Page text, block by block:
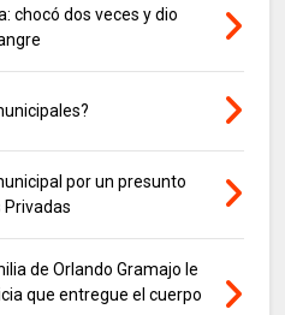
chocó dos veces y dio
por un presunto
Privadas
de Orlando Gramajo le
que entregue el cuerpo